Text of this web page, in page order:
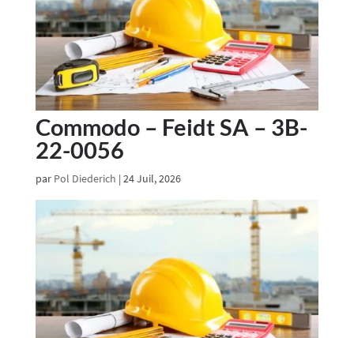
Commodo – Feidt SA – 3B-
22-0056
par Pol Diederich | 24 Juil, 2026